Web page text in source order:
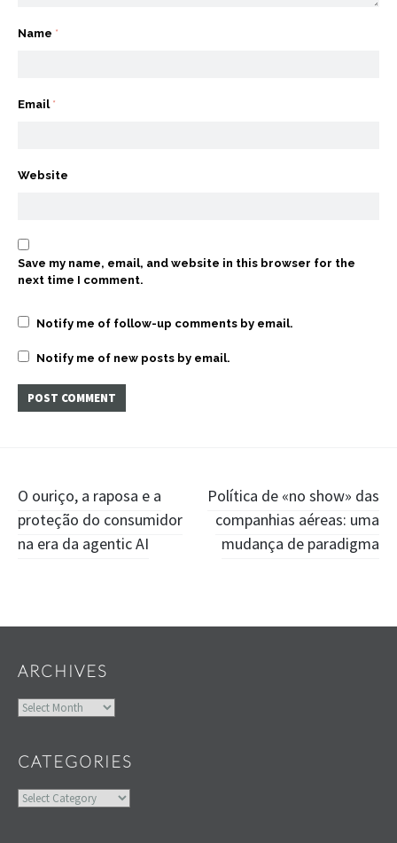
Name *
Email *
Website
Save my name, email, and website in this browser for the
next time I comment.
Notify me of follow-up comments by email.
Notify me of new posts by email.
Post
navigation
O ouriço, a raposa e a
proteção do consumidor
na era da agentic AI
Política de «no show» das
companhias aéreas: uma
mudança de paradigma
ARCHIVES
Archives
CATEGORIES
Categories